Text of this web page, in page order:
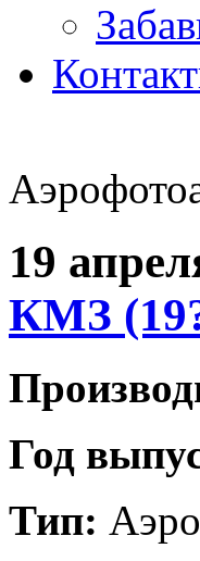
19
КМЗ
Год
Тип: